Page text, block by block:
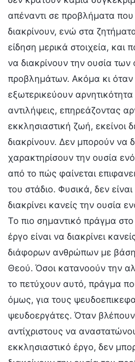
απέναντι σε προβλήματα
διακρίνουν, ενώ στα
είδηση μερικά στοιχεία, και
να διακρίνουν την ουσία των
προβλημάτων. Ακόμα κι όταν
εξωτερικεύουν αρνητικότητα
αντιλήψεις, επηρεάζοντας
εκκλησιαστική ζωή, εκείνοι
διακρίνουν. Δεν μπορούν να
χαρακτηρίσουν την ουσία
από το πώς φαίνεται
του στάδιο. Φυσικά, δεν
διακρίνει κανείς την ουσία
Το πιο σημαντικό πράγμα στο
έργο είναι να διακρίνει
διάφορων ανθρώπων με βάση
Θεού. Όσοι κατανοούν την
το πετύχουν αυτό, πράγμα
όμως, για τους
ψευδοεργάτες. Όταν
αντίχριστους να
εκκλησιαστικό έργο, δεν